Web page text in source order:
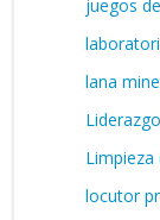
juegos
lana
locutor